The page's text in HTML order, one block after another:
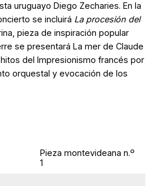
uruguayo Diego Zecharies. En la
se incluirá La procesión del
pieza de inspiración popular
se presentará La mer de Claude
del Impresionismo francés por
orquestal y evocación de los
Pieza montevideana n.º
1